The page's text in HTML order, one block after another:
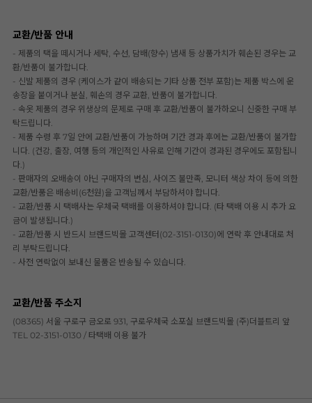
교환/반품 안내
- 제품의 택을 떼시거나 세탁, 수선, 담배(향수) 냄새 등 상품가치가 훼손된 경우는 교
환/반품이 불가합니다.
- 신발 제품의 경우 (케이스가 같이 배송되는 기타 상품 전부 포함)는 제품 박스에 운
송장을 붙이거나 분실, 훼손의 경우 교환, 반품이 불가합니다.
- 속옷 제품의 경우 위생상의 문제로 구매 후 교환/반품이 불가하오니 신중한 구매 부
탁드립니다.
- 제품 수령 후 7일 안에 교환/반품이 가능하며 기간 경과 후에는 교환/반품이 불가합
니다. (건강, 출장, 여행 등의 개인적인 사유로 인해 기간이 경과된 경우에도 포함됩니
다.)
- 판매자의 오배송이 아닌 구매자의 변심, 사이즈 불만족, 모니터 색상 차이 등에 의한
교환/반품은 배송비(6천원)을 고객님께서 부담하셔야 합니다.
- 교환/반품 시 택배사는 우체국 택배를 이용하셔야 합니다. (타 택배 이용 시 추가 요
금이 발생됩니다.)
- 교환/반품 시 반드시 브랜드빅몰 고객센터(02-3151-0130)에 연락 후 안내대로 처
리 부탁드립니다.
- 사전 연락없이 보내신 물품은 반송될 수 있습니다.
교환/반품 주소지
(08365) 서울 구로구 금오로 931, 구로우체국 소포실 브랜드빅몰 (주)더블트리 앞
TEL 02-3151-0130 / 타택배 이용 불가